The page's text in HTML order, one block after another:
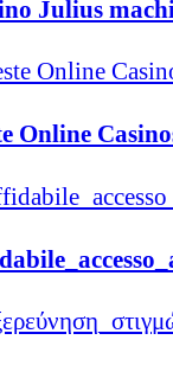
Julius
Online